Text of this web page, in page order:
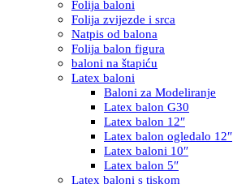
Folija baloni
Folija zvijezde i srca
Natpis od balona
Folija balon figura
baloni na štapiću
Latex baloni
Baloni za Modeliranje
Latex balon G30
Latex balon 12″
Latex balon ogledalo 12″
Latex baloni 10″
Latex balon 5″
Latex baloni s tiskom